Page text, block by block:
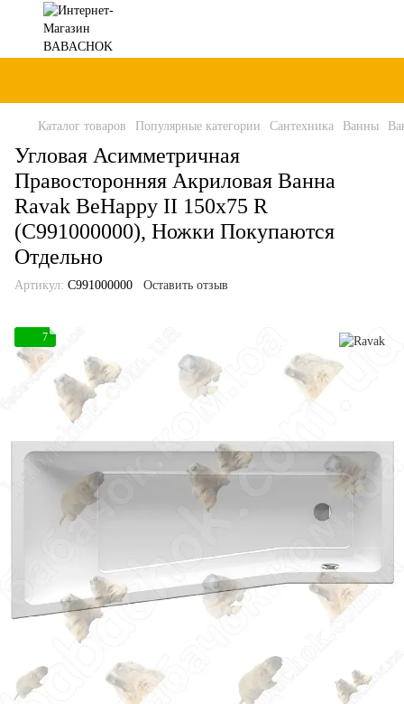
Каталог товаров Популярные категории Сантехника Ванны
Угловая Асимметричная
Правосторонняя Акриловая Ванна
Ravak BeHappy II 150x75 R
(C991000000), Ножки Покупаются
Отдельно
Артикул: C991000000 Оставить отзыв
7